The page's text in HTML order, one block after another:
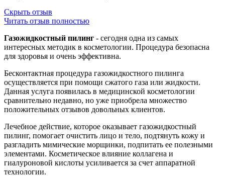
Скрыть отзыв
Читать отзыв полностью
Газожидкостный пилинг - сегодня одна из самых
интересных методик в косметологии. Процедура безопасна
для здоровья и очень эффективна.
Бесконтактная процедура газожидкостного пилинга
осуществляется при помощи сжатого газа или жидкости.
Данная услуга появилась в медицинской косметологии
сравнительно недавно, но уже приобрела множество
положительных отзывов довольных клиентов.
Лечебное действие, которое оказывает газожидкостный
пилинг, помогает очистить лицо и тело, подтянуть кожу и
разгладить мимические морщинки, подпитать ее полезными
элементами. Косметическое влияние коллагена и
гиалуроновой кислоты усиливается за счет аппаратной
технологии.